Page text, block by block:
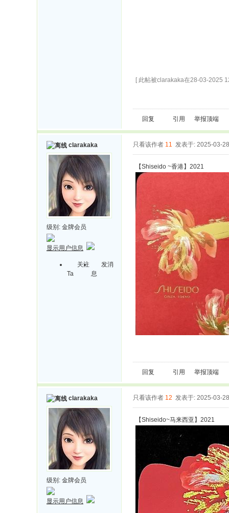
[ 此帖被clarakaka在28-03-2025
回复 引用 举报顶端
clarakaka
级别: 金牌会员
显示用户信息
关注
Ta
发消
息
只看该作者 11 发表于: 2025-03-28
【Shiseido ~香港】2021
回复 引用 举报顶端
clarakaka
级别: 金牌会员
显示用户信息
只看该作者 12 发表于: 2025-03-28
【Shiseido~马来西亚】2021